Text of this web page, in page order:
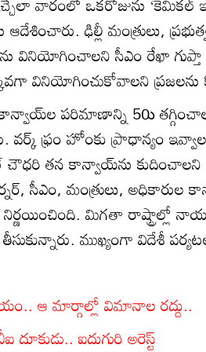
ఢిల్లీ మంత్రులు,
వినియోగించాలని సీఎం రేఖా గుప్తా
వినియోగించుకోవాలని
కాన్వాయ్‌ల పరిమాణాన్ని 50ు
ఫ్రం హోంకు ప్రాధాన్యం
తన కాన్వాయ్‌ను కుదించాలని
సీఎం, మంత్రులు, అధికారుల
నిర్ణయించింది. మిగతా రాష్ట్రాల్లో
ముఖ్యంగా విదేశీ
ఆ మార్గాల్లో విమానాల రద్దు..
ఐదుగురి అరెస్ట్